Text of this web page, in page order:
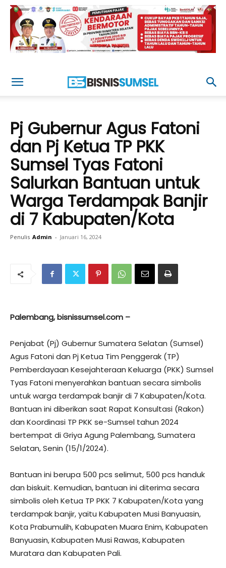
Pj Gubernur Agus Fatoni
dan Pj Ketua TP PKK
Sumsel Tyas Fatoni
Salurkan Bantuan untuk
Warga Terdampak Banjir
di 7 Kabupaten/Kota
Penulis Admin - Januari 16, 2024
Palembang, bisnissumsel.com –
Penjabat (Pj) Gubernur Sumatera Selatan (Sumsel)
Agus Fatoni dan Pj Ketua Tim Penggerak (TP)
Pemberdayaan Kesejahteraan Keluarga (PKK) Sumsel
Tyas Fatoni menyerahkan bantuan secara simbolis
untuk warga terdampak banjir di 7 Kabupaten/Kota.
Bantuan ini diberikan saat Rapat Konsultasi (Rakon)
dan Koordinasi TP PKK se-Sumsel tahun 2024
bertempat di Griya Agung Palembang, Sumatera
Selatan, Senin (15/1/2024).
Bantuan ini berupa 500 pcs selimut, 500 pcs handuk
dan biskuit. Kemudian, bantuan ini diterima secara
simbolis oleh Ketua TP PKK 7 Kabupaten/Kota yang
terdampak banjir, yaitu Kabupaten Musi Banyuasin,
Kota Prabumulih, Kabupaten Muara Enim, Kabupaten
Banyuasin, Kabupaten Musi Rawas, Kabupaten
Muratara dan Kabupaten Pali.